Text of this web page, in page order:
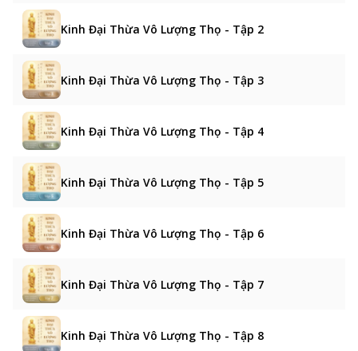
Kinh Đại Thừa Vô Lượng Thọ - Tập 2
Kinh Đại Thừa Vô Lượng Thọ - Tập 3
Kinh Đại Thừa Vô Lượng Thọ - Tập 4
Kinh Đại Thừa Vô Lượng Thọ - Tập 5
Kinh Đại Thừa Vô Lượng Thọ - Tập 6
Kinh Đại Thừa Vô Lượng Thọ - Tập 7
Kinh Đại Thừa Vô Lượng Thọ - Tập 8